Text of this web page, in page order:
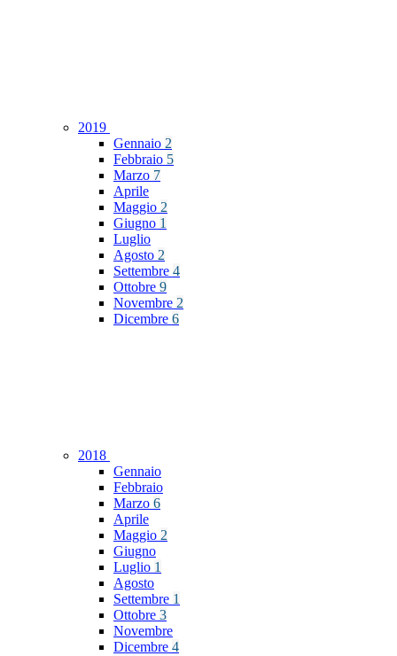
2019
Gennaio 2
Febbraio 5
Marzo 7
Aprile
Maggio 2
Giugno 1
Luglio
Agosto 2
Settembre 4
Ottobre 9
Novembre 2
Dicembre 6
2018
Gennaio
Febbraio
Marzo 6
Aprile
Maggio 2
Giugno
Luglio 1
Agosto
Settembre 1
Ottobre 3
Novembre
Dicembre 4